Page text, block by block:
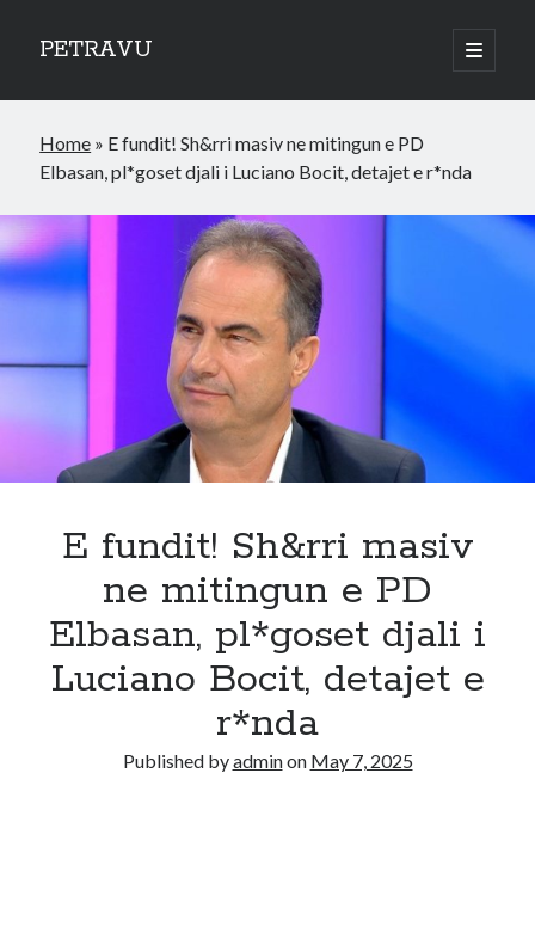
PETRAVU
open
primary
Sidebar
Bank
Credit Cards
Home » E fundit! Sh&rri masiv ne mitingun e PD
Elbasan, pl*goset djali i Luciano Bocit, detajet e r*nda
E fundit! Sh&rri masiv
ne mitingun e PD
Elbasan, pl*goset djali i
Luciano Bocit, detajet e
r*nda
Published byadminon May 7, 2025